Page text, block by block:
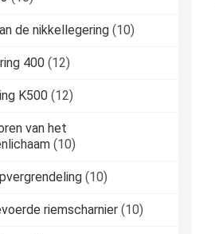
de nikkellegering (10)
400 (12)
K500 (12)
van het
(10)
(10)
riemscharnier (10)